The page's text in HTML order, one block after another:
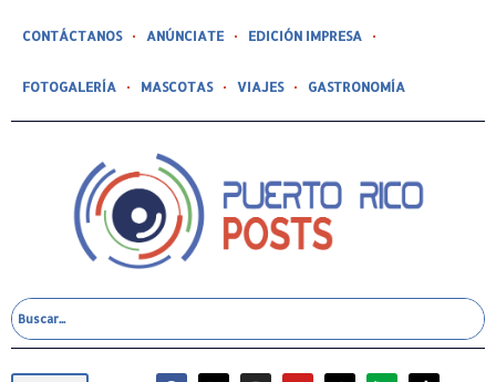
CONTÁCTANOS ANÚNCIATE EDICIÓN IMPRESA
FOTOGALERÍA MASCOTAS VIAJES GASTRONOMÍA